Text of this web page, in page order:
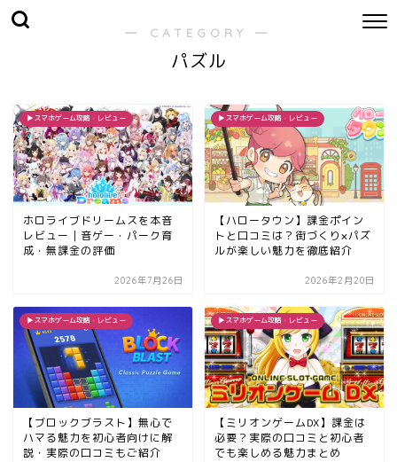
― CATEGORY ―
パズル
▶︎スマホゲーム攻略・レビュー
ホロライブドリームスを本音
レビュー｜音ゲー・パーク育
成・無課金の評価
2026年7月26日
▶︎スマホゲーム攻略・レビュー
【ハロータウン】課金ポイン
トと口コミは？街づくり×パズ
ルが楽しい魅力を徹底紹介
2026年2月20日
▶︎スマホゲーム攻略・レビュー
【ブロックブラスト】無心で
ハマる魅力を初心者向けに解
説・実際の口コミもご紹介
▶︎スマホゲーム攻略・レビュー
【ミリオンゲームDX】課金は
必要？実際の口コミと初心者
でも楽しめる魅力まとめ